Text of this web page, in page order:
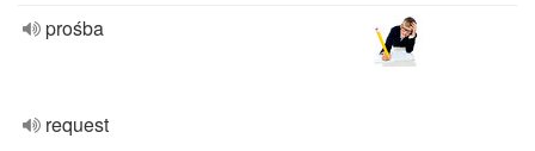
prośba
request